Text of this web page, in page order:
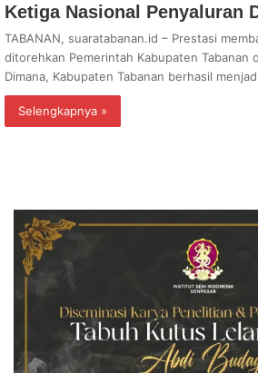
Ketiga Nasional Penyaluran
TABANAN, suaratabanan.id – Prestasi
ditorehkan Pemerintah Kabupaten Tabanan
Dimana, Kabupaten Tabanan berhasil
Selengkapnya »